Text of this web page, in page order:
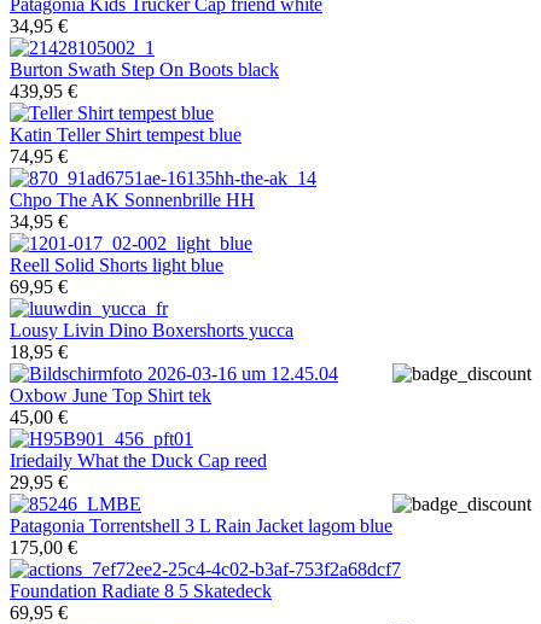
34,95 €
Burton Swath Step On Boots black
439,95 €
Katin Teller Shirt tempest blue
74,95 €
Chpo The AK Sonnenbrille HH
34,95 €
Reell Solid Shorts light blue
69,95 €
Lousy Livin Dino Boxershorts yucca
18,95 €
Oxbow June Top Shirt tek
45,00 €
Iriedaily What the Duck Cap reed
29,95 €
Patagonia Torrentshell 3 L Rain Jacket lagom blue
175,00 €
Foundation Radiate 8 5 Skatedeck
69,95 €